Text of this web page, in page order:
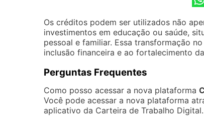
Os créditos podem ser utilizados não
investimentos em educação ou saúde,
pessoal e familiar. Essa transformação
inclusão financeira e ao fortalecimento
Perguntas Frequentes
Como posso acessar a nova plataforma
Você pode acessar a nova plataforma
aplicativo da Carteira de Trabalho Digital.